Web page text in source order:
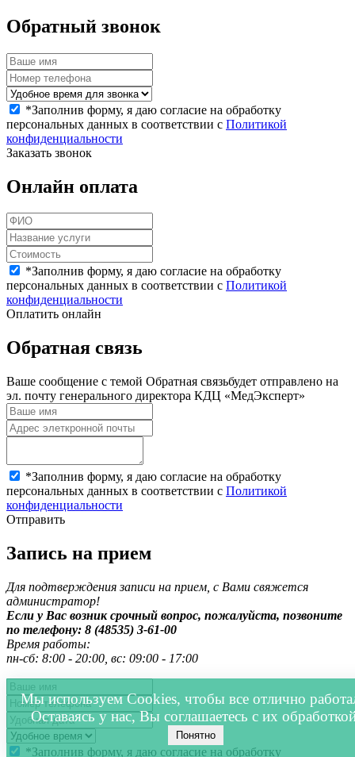
Мы используем Cookies, чтобы все отлично
Оставаясь у нас, Вы соглашаетесь с их
Понятно
Обратный звонок
*Заполнив форму, я даю согласие на обработку
персональных данных в соответствии с Политикой
конфиденциальности
Заказать звонок
Онлайн оплата
*Заполнив форму, я даю согласие на обработку
персональных данных в соответствии с Политикой
конфиденциальности
Оплатить онлайн
Обратная связь
Ваше сообщение с темой Обратная связьбудет отправлено на
эл. почту генерального директора КДЦ «МедЭксперт»
*Заполнив форму, я даю согласие на обработку
персональных данных в соответствии с Политикой
конфиденциальности
Отправить
Запись на прием
Для подтверждения записи на прием, с Вами свяжется
администратор!
Если у Вас возник срочный вопрос, пожалуйста, позвоните
по телефону: 8 (48535) 3-61-00
Время работы:
пн-сб: 8:00 - 20:00, вс: 09:00 - 17:00
*Заполнив форму, я даю согласие на обработку